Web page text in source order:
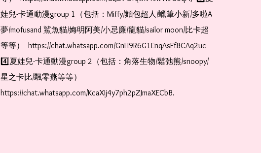
娃兒-卡通動漫group 1（包括：Miffy/麵包超人/蠟筆小新/多啦A
夢/mofusand 鯊魚貓/娒明阿美/小忌廉/龍貓/sailor moon/比卡超
等等）  https://chat.whatsapp.com/GnH9R6G1EnqAsFfBCAq2uc
4️⃣夏娃兒-卡通動漫group 2（包括：角落生物/鬆弛熊/snoopy/
星之卡比/飄零燕等等）
https://chat.whatsapp.com/KcaXIj4y7ph2pZJmaXECbB.